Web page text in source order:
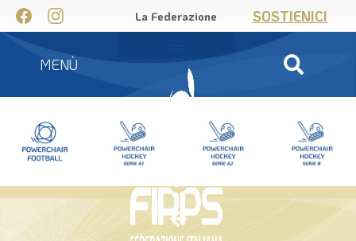
La Federazione SOSTIENICI
MENÙ